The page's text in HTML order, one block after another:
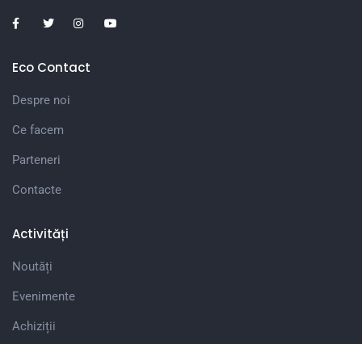
Eco Contact
Despre noi
Ce facem
Parteneri
Contacte
Activități
Noutăți
Evenimente
Achiziții